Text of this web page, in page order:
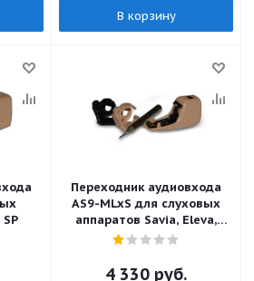
В корзину
Переходник аудиовхода
AS9-MLxS для слуховых
аппаратов Savia, Eleva,
Extra
4 330 руб.